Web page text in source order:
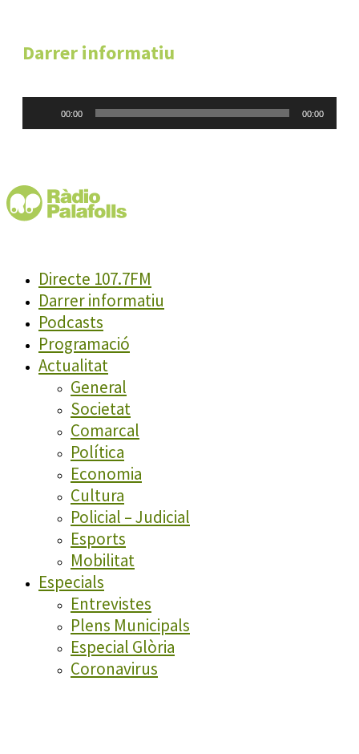
Darrer informatiu
00:00 00:00
Directe 107.7FM
Darrer informatiu
Podcasts
Programació
Actualitat
General
Societat
Comarcal
Política
Economia
Cultura
Policial – Judicial
Esports
Mobilitat
Especials
Entrevistes
Plens Municipals
Especial Glòria
Coronavirus